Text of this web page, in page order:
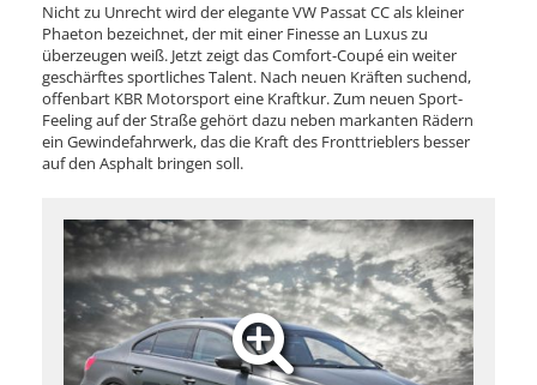
Nicht zu Unrecht wird der elegante VW Passat CC als kleiner
Phaeton bezeichnet, der mit einer Finesse an Luxus zu
überzeugen weiß. Jetzt zeigt das Comfort-Coupé ein weiter
geschärftes sportliches Talent. Nach neuen Kräften suchend,
offenbart KBR Motorsport eine Kraftkur. Zum neuen Sport-
Feeling auf der Straße gehört dazu neben markanten Rädern
ein Gewindefahrwerk, das die Kraft des Fronttrieblers besser
auf den Asphalt bringen soll.